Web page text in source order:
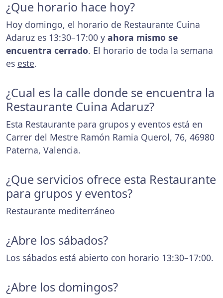
¿Que horario hace hoy?
Hoy domingo, el horario de Restaurante Cuina
Adaruz es 13:30–17:00 y ahora mismo se
encuentra cerrado. El horario de toda la semana
es este.
¿Cual es la calle donde se encuentra la
Restaurante Cuina Adaruz?
Esta Restaurante para grupos y eventos está en
Carrer del Mestre Ramón Ramia Querol, 76, 46980
Paterna, Valencia.
¿Que servicios ofrece esta Restaurante
para grupos y eventos?
Restaurante mediterráneo
¿Abre los sábados?
Los sábados está abierto con horario 13:30–17:00.
¿Abre los domingos?